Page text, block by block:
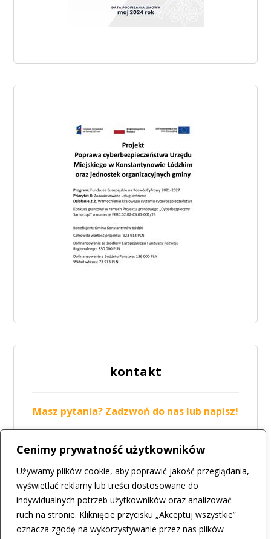
Cenimy prywatność użytkowników
Używamy plików cookie, aby poprawić jakość przeglądania,
wyświetlać reklamy lub treści dostosowane do
indywidualnych potrzeb użytkowników oraz analizować
ruch na stronie. Kliknięcie przycisku „Akceptuj wszystkie”
oznacza zgodę na wykorzystywanie przez nas plików
kontakt
Masz pytania? Zadzwoń do nas lub napisz!
mail:
biuro@csir.konstantynow.pl
więcej